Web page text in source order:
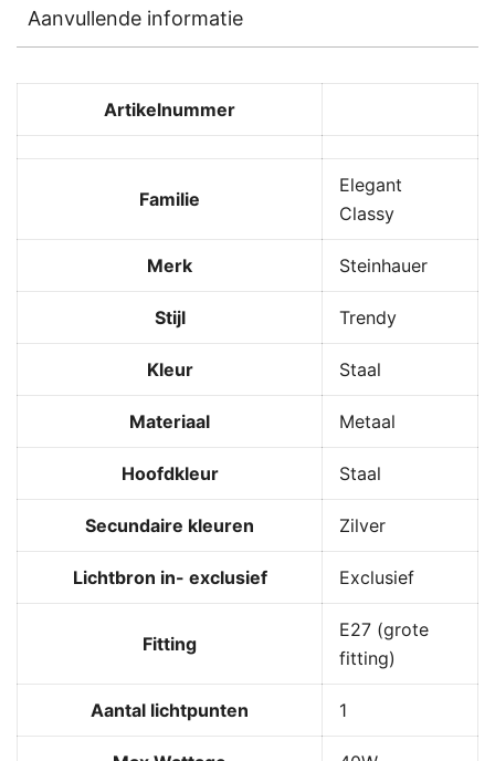
Aanvullende informatie
Artikelnummer
Familie
Elegant
Classy
Merk Steinhauer
Stijl Trendy
Kleur Staal
Materiaal Metaal
Hoofdkleur Staal
Secundaire kleuren Zilver
Lichtbron in- exclusief Exclusief
Fitting
E27 (grote
fitting)
Aantal lichtpunten 1